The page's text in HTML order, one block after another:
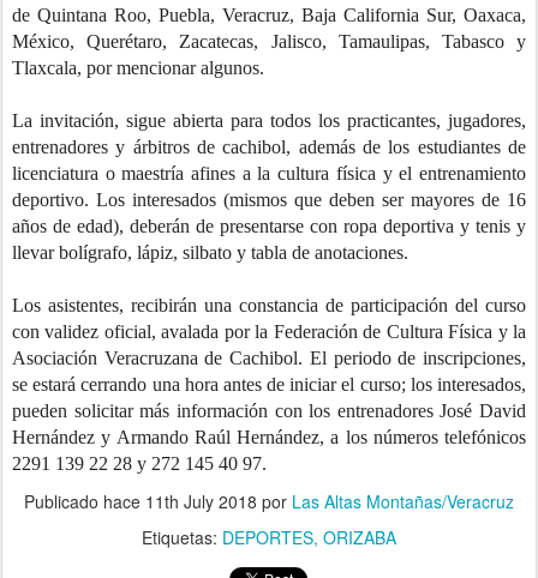
de Quintana Roo, Puebla, Veracruz, Baja California Sur, Oaxaca,
México, Querétaro, Zacatecas, Jalisco, Tamaulipas, Tabasco y
Tlaxcala, por mencionar algunos.
La invitación, sigue abierta para todos los practicantes, jugadores,
entrenadores y árbitros de cachibol, además de los estudiantes de
licenciatura o maestría afines a la cultura física y el entrenamiento
deportivo. Los interesados (mismos que deben ser mayores de 16
años de edad), deberán de presentarse con ropa deportiva y tenis y
llevar bolígrafo, lápiz, silbato y tabla de anotaciones.
Los asistentes, recibirán una constancia de participación del curso
con validez oficial, avalada por la Federación de Cultura Física y la
Asociación Veracruzana de Cachibol. El periodo de inscripciones,
se estará cerrando una hora antes de iniciar el curso; los interesados,
pueden solicitar más información con los entrenadores José David
Hernández y Armando Raúl Hernández, a los números telefónicos
2291 139 22 28 y 272 145 40 97.
Publicado hace 11th July 2018 por Las Altas Montañas/Veracruz
Etiquetas: DEPORTES ORIZABA